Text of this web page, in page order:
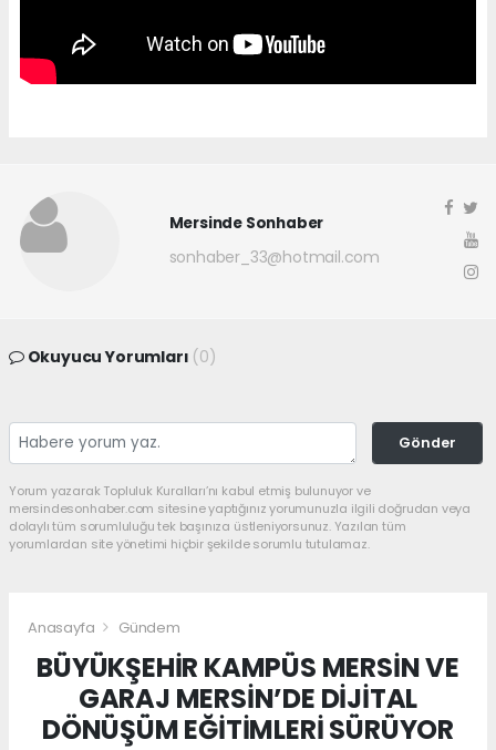
Mersinde Sonhaber
sonhaber_33@hotmail.com
Okuyucu Yorumları (0)
Gönder
Yorum yazarak Topluluk Kuralları’nı kabul etmiş bulunuyor ve
mersindesonhaber.com sitesine yaptığınız yorumunuzla ilgili doğrudan veya
dolaylı tüm sorumluluğu tek başınıza üstleniyorsunuz. Yazılan tüm
yorumlardan site yönetimi hiçbir şekilde sorumlu tutulamaz.
Anasayfa Gündem
BÜYÜKŞEHİR KAMPÜS MERSİN VE
GARAJ MERSİN’DE DİJİTAL
DÖNÜŞÜM EĞİTİMLERİ SÜRÜYOR